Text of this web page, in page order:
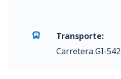
Transporte:
Carretera GI-542